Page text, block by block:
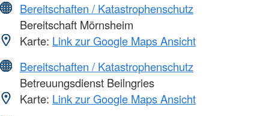
Bereitschaften / Katastrophenschutz
Bereitschaft Mörnsheim
Karte: Link zur Google Maps Ansicht
Bereitschaften / Katastrophenschutz
Betreuungsdienst Beilngries
Karte: Link zur Google Maps Ansicht